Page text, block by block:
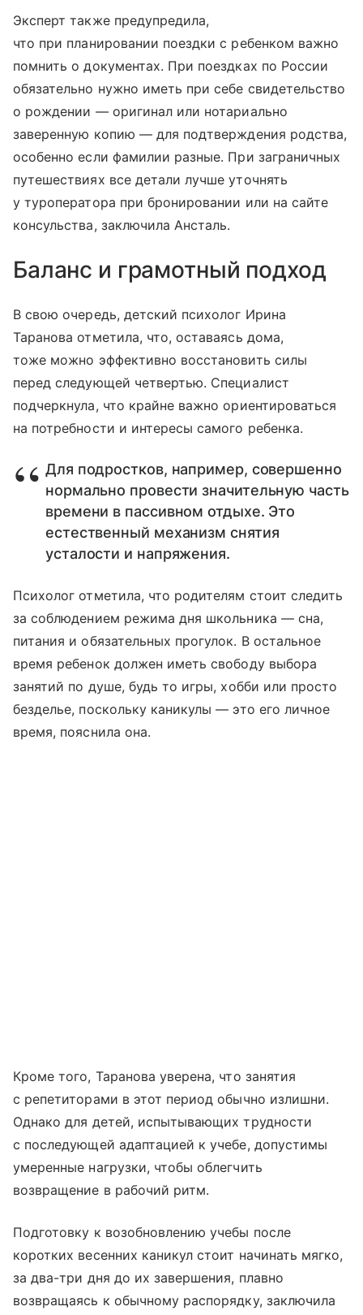
Эксперт также предупредила,
что при планировании поездки с ребенком важно
помнить о документах. При поездках по России
обязательно нужно иметь при себе свидетельство
о рождении — оригинал или нотариально
заверенную копию — для подтверждения родства,
особенно если фамилии разные. При заграничных
путешествиях все детали лучше уточнять
у туроператора при бронировании или на сайте
консульства, заключила Ансталь.
Баланс и грамотный подход
В свою очередь, детский психолог Ирина
Таранова отметила, что, оставаясь дома,
тоже можно эффективно восстановить силы
перед следующей четвертью. Специалист
подчеркнула, что крайне важно ориентироваться
на потребности и интересы самого ребенка.
Для подростков, например, совершенно
нормально провести значительную часть
времени в пассивном отдыхе. Это
естественный механизм снятия
усталости и напряжения.
Психолог отметила, что родителям стоит следить
за соблюдением режима дня школьника — сна,
питания и обязательных прогулок. В остальное
время ребенок должен иметь свободу выбора
занятий по душе, будь то игры, хобби или просто
безделье, поскольку каникулы — это его личное
время, пояснила она.
Кроме того, Таранова уверена, что занятия
с репетиторами в этот период обычно излишни.
Однако для детей, испытывающих трудности
с последующей адаптацией к учебе, допустимы
умеренные нагрузки, чтобы облегчить
возвращение в рабочий ритм.
Подготовку к возобновлению учебы после
коротких весенних каникул стоит начинать мягко,
за два-три дня до их завершения, плавно
возвращаясь к обычному распорядку, заключила